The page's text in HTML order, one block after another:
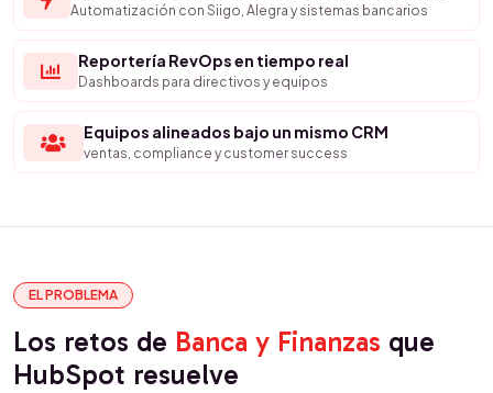
Automatización con Siigo, Alegra y sistemas bancarios
Reportería RevOps en tiempo real
Dashboards para directivos y equipos
Equipos alineados bajo un mismo CRM
ventas, compliance y customer success
EL PROBLEMA
Los retos de Banca y Finanzas que
HubSpot resuelve